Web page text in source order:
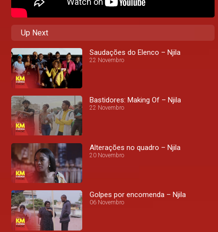
Up Next
Saudações do Elenco – Njila
22 Novembro
Bastidores: Making Of – Njila
22 Novembro
Alterações no quadro – Njila
20 Novembro
Golpes por encomenda – Njila
06 Novembro